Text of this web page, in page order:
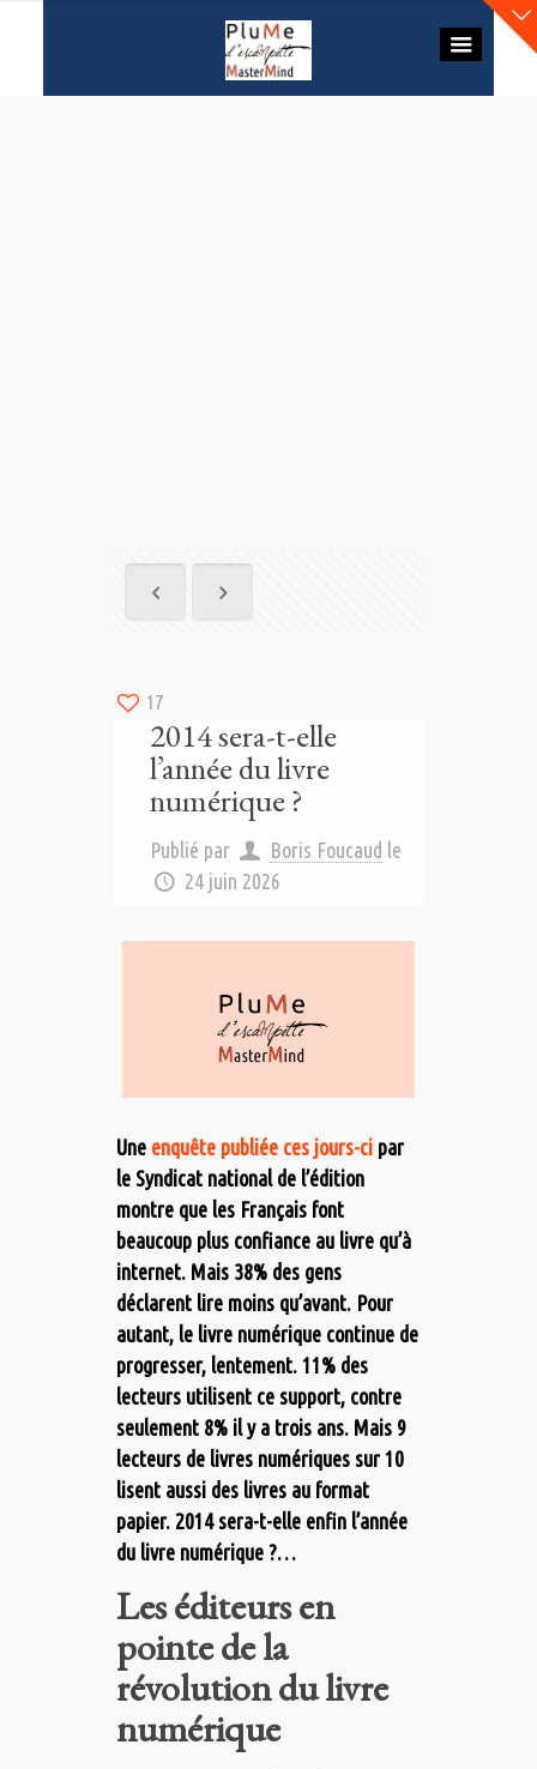
17
2014 sera-t-elle
l’année du livre
numérique ?
Publié par Boris Foucaud le
24 juin 2026
Une enquête publiée ces jours-cipar
le Syndicat national de l’édition
montre que les Français font
beaucoup plus confiance au livre qu’à
internet. Mais 38% des gens
déclarent lire moins qu’avant. Pour
autant, le livre numérique continue de
progresser, lentement. 11% des
lecteurs utilisent ce support, contre
seulement 8% il y a trois ans. Mais 9
lecteurs de livres numériques sur 10
lisent aussi des livres au format
papier. 2014 sera-t-elle enfin l’année
du livre numérique ?…
Les éditeurs en
pointe de la
révolution du livre
numérique